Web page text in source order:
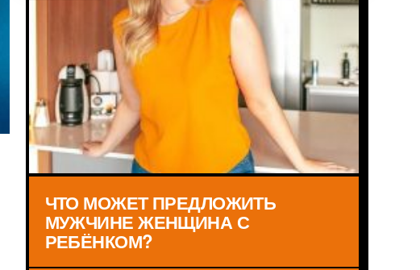
ЧТО МОЖЕТ ПРЕДЛОЖИТЬ
МУЖЧИНЕ ЖЕНЩИНА С
РЕБЁНКОМ?